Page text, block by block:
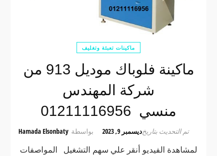
ماكينات تعبئة وتغليف
ماكينة فلوباك موديل 913 من
شركة المهندس
منسي 01211116956
بواسطة Hamada Elsonbaty تم التحديث بتاريخديسمبر 9, 2023
لمشاهدة الفيديو أنقر علي سهم التشغيل المواصفات